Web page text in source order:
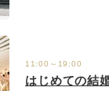
11:00～19:00
はじめての結